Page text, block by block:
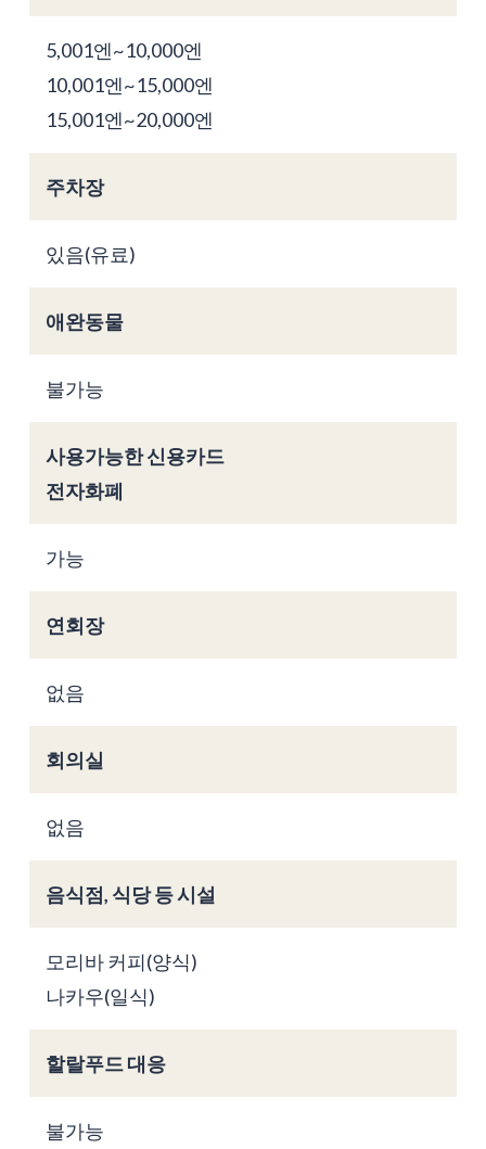
5,001엔~10,000엔
10,001엔~15,000엔
15,001엔~20,000엔
주차장
있음(유료)
애완동물
불가능
사용가능한 신용카드
전자화폐
가능
연회장
없음
회의실
없음
음식점, 식당 등 시설
모리바 커피(양식)
나카우(일식)
할랄푸드 대응
불가능